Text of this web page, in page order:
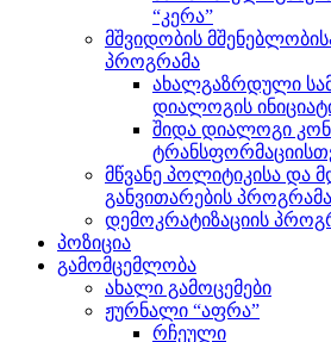
“კერა”
მშვიდობის
პროგრამა
ახალგაზრდული
დიალოგის
შიდა დიალოგი
მწვანე პოლიტიკისა და
განვითარების პროგრამა
დემოკრატიზაციის
პოზიცია
გამომცემლობა
ახალი გამოცემები
ჟურნალი “აფრა”
რჩეული